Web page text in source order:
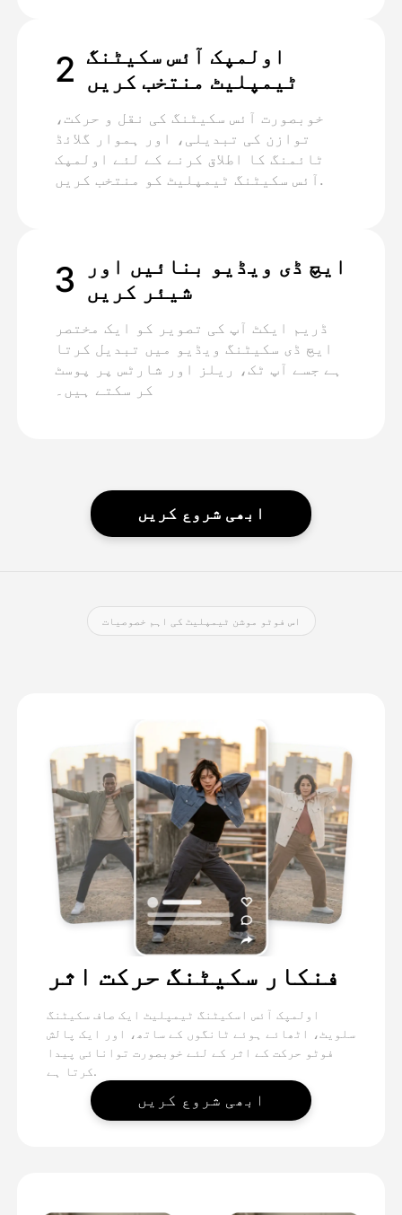
2 اولمپک آئس سکیٹنگ
ٹیمپلیٹ منتخب کریں
خوبصورت آئس سکیٹنگ کی نقل و حرکت،
توازن کی تبدیلی، اور ہموار گلائڈ
ٹائمنگ کا اطلاق کرنے کے لئے اولمپک
آئس سکیٹنگ ٹیمپلیٹ کو منتخب کریں.
3
ایچ ڈی ویڈیو بنائیں اور
شیئر کریں
ڈریم ایکٹ آپ کی تصویر کو ایک مختصر
ایچ ڈی سکیٹنگ ویڈیو میں تبدیل کرتا
ہے جسے آپ ٹک، ریلز اور شارٹس پر پوسٹ
کر سکتے ہیں۔
ابھی شروع کریں
اس فوٹو موشن ٹیمپلیٹ کی اہم خصوصیات
فنکار سکیٹنگ حرکت اثر
اولمپک آئس اسکیٹنگ ٹیمپلیٹ ایک صاف سکیٹنگ
سلویٹ، اٹھائے ہوئے ٹانگوں کے ساتھ، اور ایک پالش
فوٹو حرکت کے اثر کے لئے خوبصورت توانائی پیدا
کرتا ہے.
ابھی شروع کریں